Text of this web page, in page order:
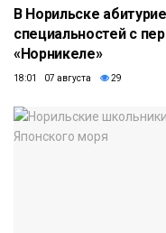
В Норильске
специальностей с
«Норникеле»
18:01 07 августа 29